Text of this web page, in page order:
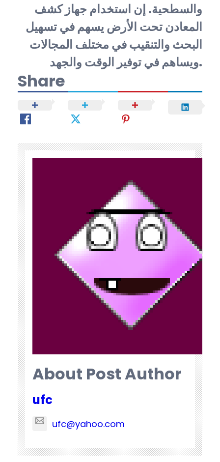
والسطحية. إن استخدام جهاز كشف
المعادن تحت الأرض يسهم في تسهيل
البحث والتنقيب في مختلف المجالات
ويساهم في توفير الوقت والجهد.
Share
About Post Author
ufc
ufc@yahoo.com